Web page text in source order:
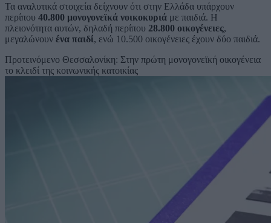
Τα αναλυτικά στοιχεία δείχνουν ότι στην Ελλάδα υπάρχουν
περίπου 40.800 μονογονεϊκά νοικοκυριά με παιδιά. Η
πλειονότητα αυτών, δηλαδή περίπου 28.800 οικογένειες,
μεγαλώνουν ένα παιδί, ενώ 10.500 οικογένειες έχουν δύο παιδιά.
Προτεινόμενο Θεσσαλονίκη: Στην πρώτη μονογονεϊκή οικογένεια
το κλειδί της κοινωνικής κατοικίας